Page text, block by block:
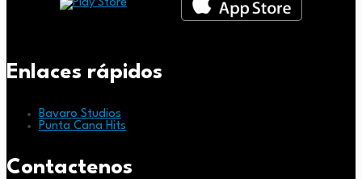
Enlaces rápidos
Bavaro Studios
Punta Cana Hits
Contactenos